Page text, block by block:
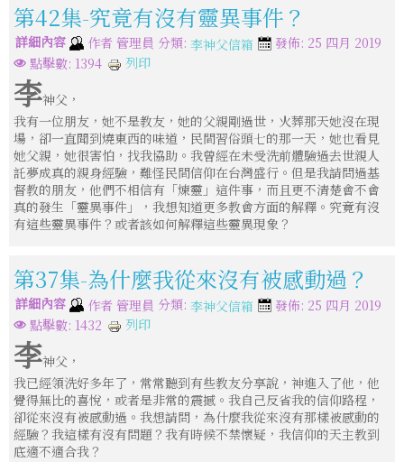
第42集-究竟有沒有靈異事件？
詳細內容 作者 管理員 分類: 李神父信箱
發佈: 25 四月 2019
點擊數: 1394
列印
李神父，
我有一位朋友，她不是教友，她的父親剛過世，火葬那天她沒在現
場，卻一直聞到燒東西的味道，民間習俗頭七的那一天，她也看見
她父親，她很害怕，找我協助。我曾經在未受洗前體驗過去世親人
託夢成真的親身經驗，難怪民間信仰在台灣盛行。但是我請問過基
督教的朋友，他們不相信有「煉靈」這件事，而且更不清楚會不會
真的發生「靈異事件」，我想知道更多教會方面的解釋。究竟有沒
有這些靈異事件？或者該如何解釋這些靈異現象？
第37集-為什麼我從來沒有被感動過？
詳細內容 作者 管理員 分類: 李神父信箱
發佈: 25 四月 2019
點擊數: 1432
列印
李神父，
我已經領洗好多年了，常常聽到有些教友分享說，神進入了他，他
覺得無比的喜悅，或者是非常的震撼。我自己反省我的信仰路程，
卻從來沒有被感動過。我想請問，為什麼我從來沒有那樣被感動的
經驗？我這樣有沒有問題？我有時候不禁懷疑，我信仰的天主教到
底適不適合我？